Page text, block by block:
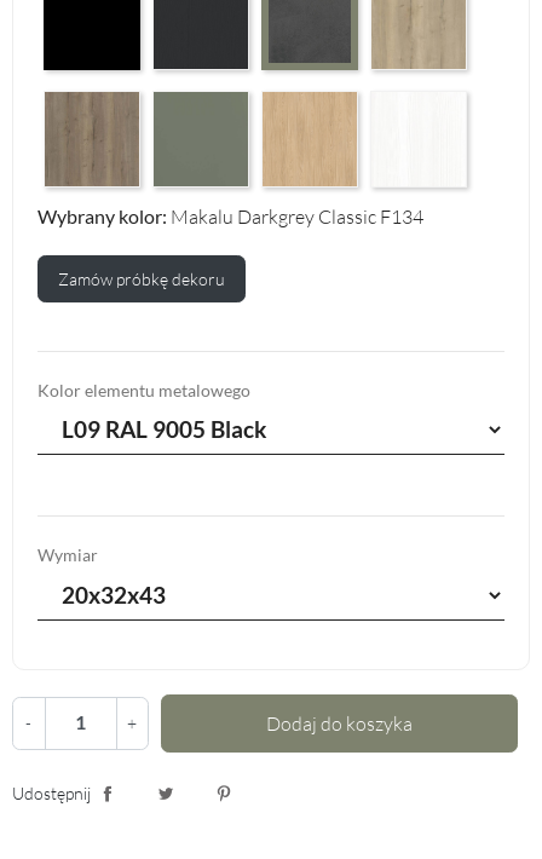
Wybrany kolor: Makalu Darkgrey Classic F134
Zamów próbkę dekoru
Kolor elementu metalowego
Wymiar
- + Dodaj do koszyka
Udostępnij